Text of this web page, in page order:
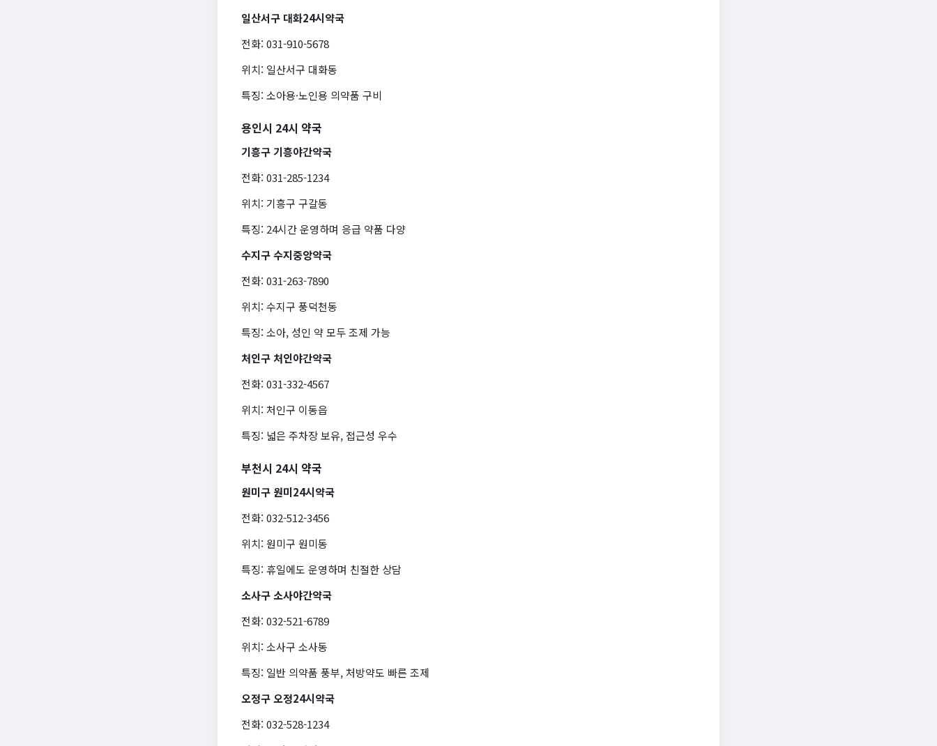
일산서구 대화24시약국
전화: 031-910-5678
위치: 일산서구 대화동
특징: 소아용·노인용 의약품 구비
용인시 24시 약국
기흥구 기흥야간약국
전화: 031-285-1234
위치: 기흥구 구갈동
특징: 24시간 운영하며 응급 약품 다양
수지구 수지중앙약국
전화: 031-263-7890
위치: 수지구 풍덕천동
특징: 소아, 성인 약 모두 조제 가능
처인구 처인야간약국
전화: 031-332-4567
위치: 처인구 이동읍
특징: 넓은 주차장 보유, 접근성 우수
부천시 24시 약국
원미구 원미24시약국
전화: 032-512-3456
위치: 원미구 원미동
특징: 휴일에도 운영하며 친절한 상담
소사구 소사야간약국
전화: 032-521-6789
위치: 소사구 소사동
특징: 일반 의약품 풍부, 처방약도 빠른 조제
오정구 오정24시약국
전화: 032-528-1234